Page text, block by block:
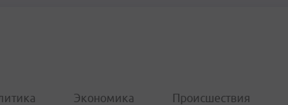
Экономика Происшествия